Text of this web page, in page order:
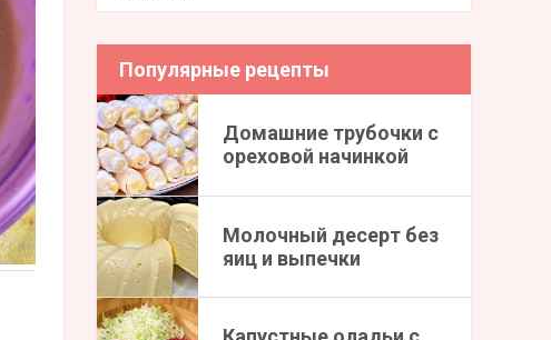
Популярные рецепты
Домашние трубочки с
ореховой начинкой
Молочный десерт без
яиц и выпечки